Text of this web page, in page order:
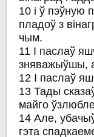
10 і ў пэўную
пладоў з
чым.
11 І паслаў
зняважыўшы,
12 І паслаў
13 Тады
майго
14 Але,
гэта